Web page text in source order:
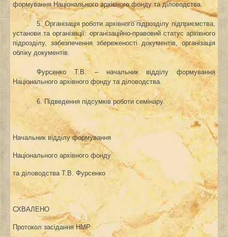
формування Національного архівного фонду та діловодства.
5. Організація роботи архівного підрозділу підприємства,
установи та організації: організаційно-правовий статус архівного
підрозділу, забезпечення збереженості документів, організація
обліку документів.
Фурсенко Т.В. – начальник відділу формування
Національного архівного фонду та діловодства.
6. Підведення підсумків роботи семінару.
Начальник відділуформування
Національного архівного фонду
та діловодства Т.В. Фурсенко
СХВАЛЕНО
Протокол засідання НМР